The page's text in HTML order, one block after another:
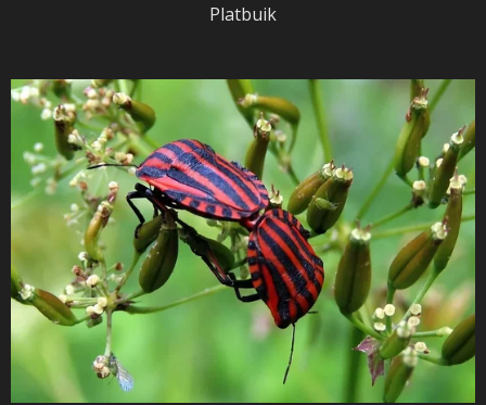
Platbuik